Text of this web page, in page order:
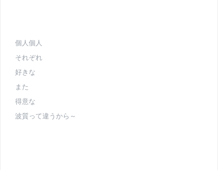
個人個人
それぞれ
好きな
また
得意な
波質って違うから～